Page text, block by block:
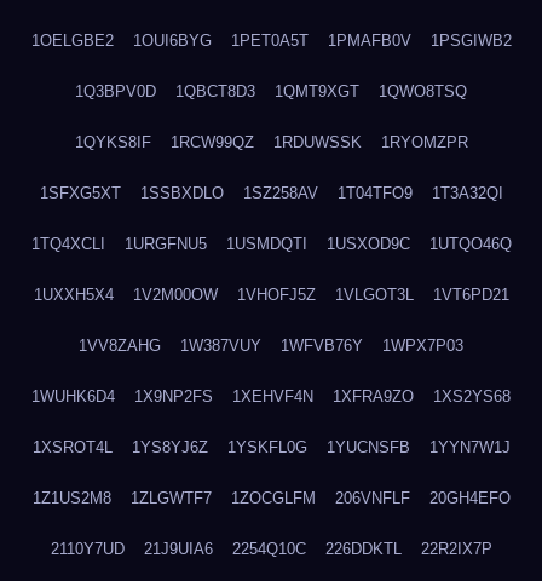
1OELGBE2 1OUI6BYG 1PET0A5T 1PMAFB0V 1PSGIWB2
1Q3BPV0D 1QBCT8D3 1QMT9XGT 1QWO8TSQ
1QYKS8IF 1RCW99QZ 1RDUWSSK 1RYOMZPR
1SFXG5XT 1SSBXDLO 1SZ258AV 1T04TFO9 1T3A32QI
1TQ4XCLI 1URGFNU5 1USMDQTI 1USXOD9C 1UTQO46Q
1UXXH5X4 1V2M00OW 1VHOFJ5Z 1VLGOT3L 1VT6PD21
1VV8ZAHG 1W387VUY 1WFVB76Y 1WPX7P03
1WUHK6D4 1X9NP2FS 1XEHVF4N 1XFRA9ZO 1XS2YS68
1XSROT4L 1YS8YJ6Z 1YSKFL0G 1YUCNSFB 1YYN7W1J
1Z1US2M8 1ZLGWTF7 1ZOCGLFM 206VNFLF 20GH4EFO
2110Y7UD 21J9UIA6 2254Q10C 226DDKTL 22R2IX7P